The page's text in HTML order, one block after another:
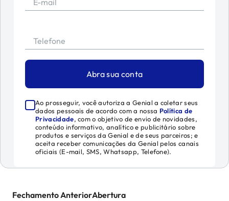
E-mail
Telefone
Abra sua conta
Ao prosseguir, você autoriza a Genial a coletar seus
dados pessoais de acordo com a nossa Política de
Privacidade, com o objetivo de envio de novidades,
conteúdo informativo, analítico e publicitário sobre
produtos e serviços da Genial e de seus parceiros; e
aceita receber comunicações da Genial pelos canais
oficiais (E-mail, SMS, Whatsapp, Telefone).
Fechamento AnteriorAbertura